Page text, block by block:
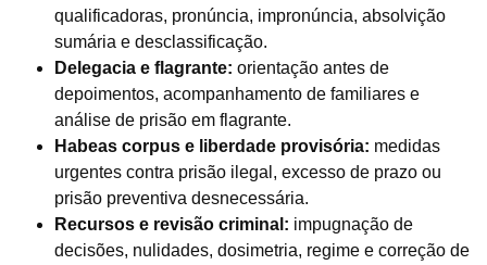
qualificadoras, pronúncia, impronúncia, absolvição
sumária e desclassificação.
Delegacia e flagrante: orientação antes de
depoimentos, acompanhamento de familiares e
análise de prisão em flagrante.
Habeas corpus e liberdade provisória: medidas
urgentes contra prisão ilegal, excesso de prazo ou
prisão preventiva desnecessária.
Recursos e revisão criminal: impugnação de
decisões, nulidades, dosimetria, regime e correção de